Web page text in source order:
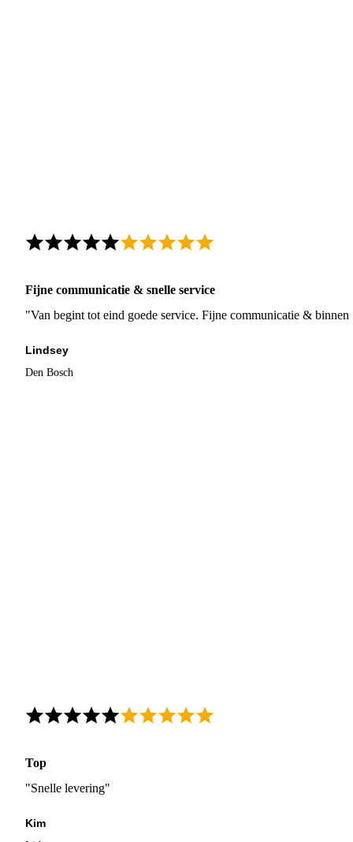
Fijne communicatie & snelle service
"Van begint tot eind goede service. Fijne communicatie &
Lindsey
Den Bosch
Top
"Snelle levering"
Kim